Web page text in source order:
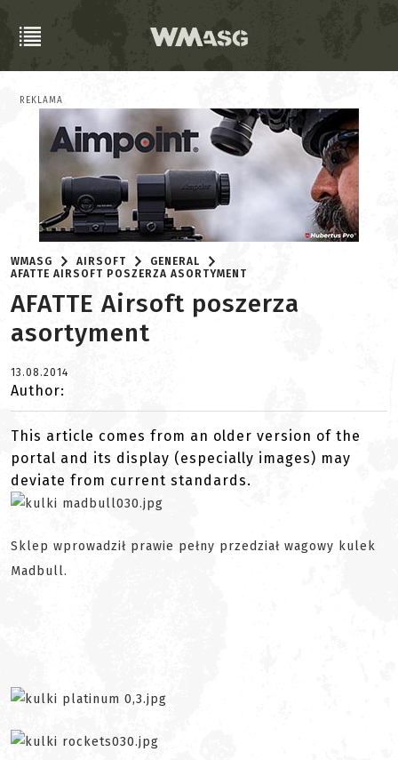
REKLAMA
WMASG AIRSOFT
GENERAL
AFATTE AIRSOFT POSZERZA ASORTYMENT
AFATTE Airsoft poszerza
asortyment
13.08.2014
Author:
This article comes from an older version of the
portal and its display (especially images) may
deviate from current standards.
Sklep wprowadził prawie pełny przedział wagowy kulek
Madbull.